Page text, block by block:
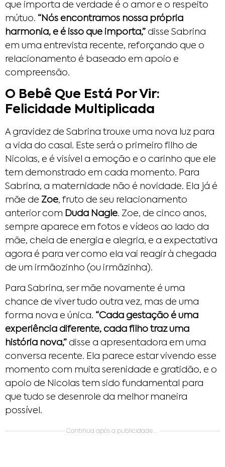
que importa de verdade é o amor e o respeito
mútuo. “Nós encontramos nossa própria
harmonia, e é isso que importa,” disse Sabrina
em uma entrevista recente, reforçando que o
relacionamento é baseado em apoio e
compreensão.
O Bebê Que Está Por Vir:
Felicidade Multiplicada
A gravidez de Sabrina trouxe uma nova luz para
a vida do casal. Este será o primeiro filho de
Nicolas, e é visível a emoção e o carinho que ele
tem demonstrado em cada momento. Para
Sabrina, a maternidade não é novidade. Ela já é
mãe de Zoe, fruto de seu relacionamento
anterior com Duda Nagle. Zoe, de cinco anos,
sempre aparece em fotos e vídeos ao lado da
mãe, cheia de energia e alegria, e a expectativa
agora é para ver como ela vai reagir à chegada
de um irmãozinho (ou irmãzinha).
Para Sabrina, ser mãe novamente é uma
chance de viver tudo outra vez, mas de uma
forma nova e única. “Cada gestação é uma
experiência diferente, cada filho traz uma
história nova,” disse a apresentadora em uma
conversa recente. Ela parece estar vivendo esse
momento com muita serenidade e gratidão, e o
apoio de Nicolas tem sido fundamental para
que tudo se desenrole da melhor maneira
possível.
Continua após a publicidade....